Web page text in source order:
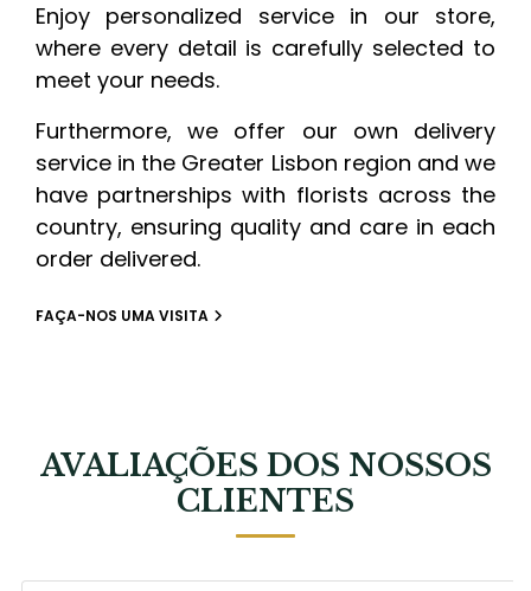
Enjoy personalized service in our store,
where every detail is carefully selected to
meet your needs.
Furthermore, we offer our own delivery
service in the Greater Lisbon region and we
have partnerships with florists across the
country, ensuring quality and care in each
order delivered.
FAÇA-NOS UMA VISITA
AVALIAÇÕES DOS NOSSOS
CLIENTES